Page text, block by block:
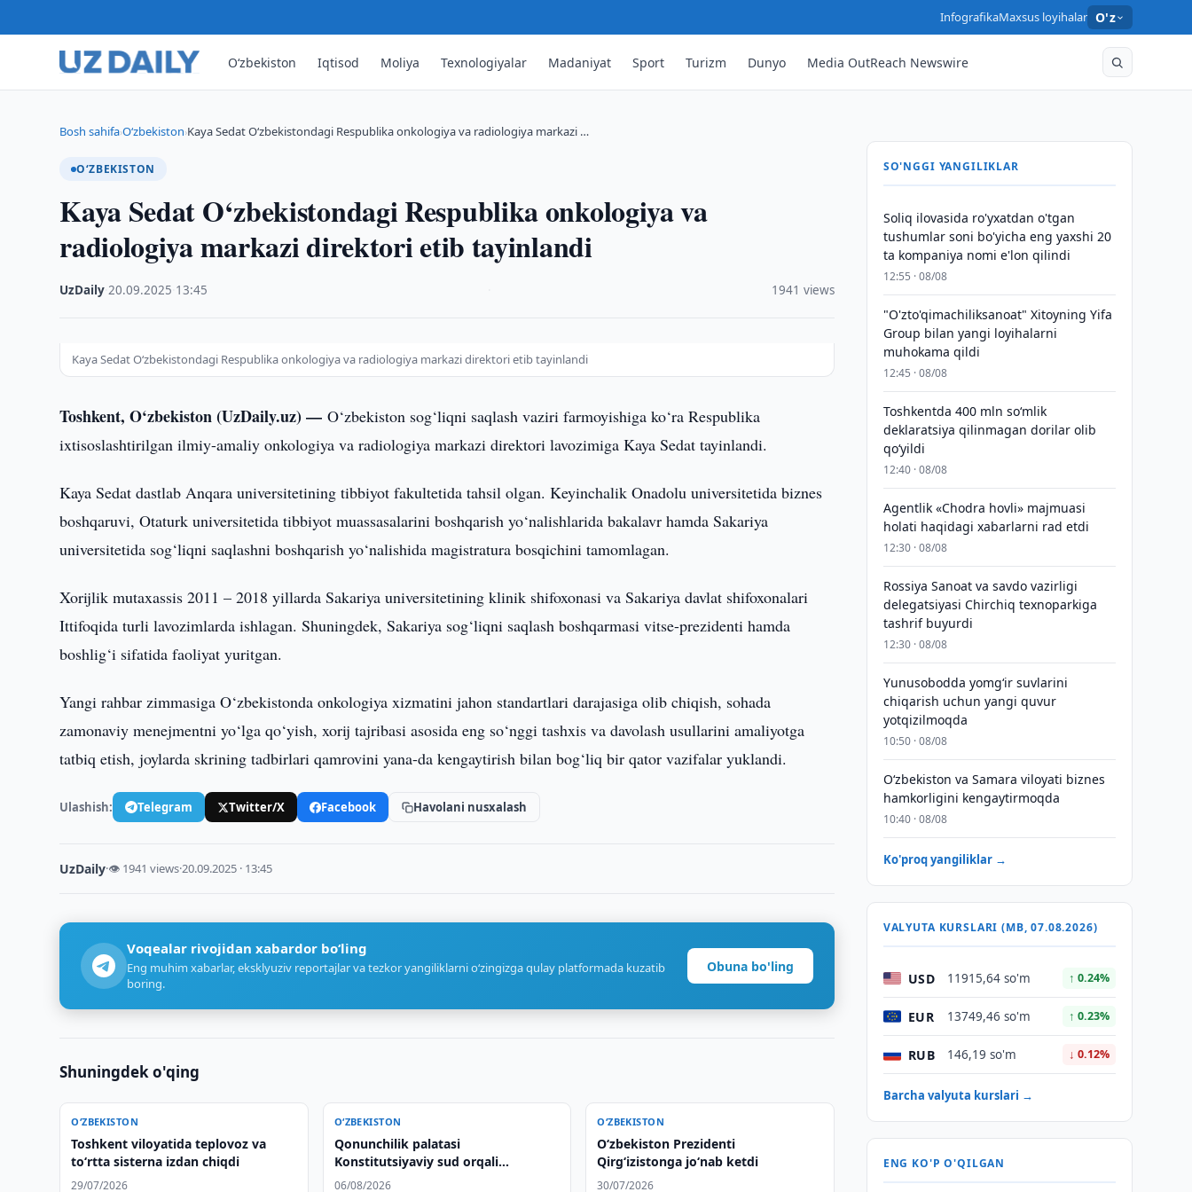
InfografikaMaxsus loyihalar O'z
O‘zbekiston Iqtisod Moliya Texnologiyalar Madaniyat Sport Turizm Dunyo Media OutReach Newswire
Bosh sahifa›O‘zbekiston›Kaya Sedat O‘zbekistondagi Respublika onkologiya va radiologiya markazi …
O‘ZBEKISTON
Kaya Sedat O‘zbekistondagi Respublika onkologiya va
radiologiya markazi direktori etib tayinlandi
UzDaily ·20.09.2025 13:45 1941 views
Kaya Sedat O‘zbekistondagi Respublika onkologiya va radiologiya markazi direktori etib tayinlandi
Toshkent, O‘zbekiston (UzDaily.uz) —O‘zbekiston sog‘liqni saqlash vaziri farmoyishiga ko‘ra Respublika
ixtisoslashtirilgan ilmiy-amaliy onkologiya va radiologiya markazi direktori lavozimiga Kaya Sedat tayinlandi.
Kaya Sedat dastlab Anqara universitetining tibbiyot fakultetida tahsil olgan. Keyinchalik Onadolu universitetida biznes
boshqaruvi, Otaturk universitetida tibbiyot muassasalarini boshqarish yo‘nalishlarida bakalavr hamda Sakariya
universitetida sog‘liqni saqlashni boshqarish yo‘nalishida magistratura bosqichini tamomlagan.
Xorijlik mutaxassis 2011 – 2018 yillarda Sakariya universitetining klinik shifoxonasi va Sakariya davlat shifoxonalari
Ittifoqida turli lavozimlarda ishlagan. Shuningdek, Sakariya sog‘liqni saqlash boshqarmasi vitse-prezidenti hamda
boshlig‘i sifatida faoliyat yuritgan.
Yangi rahbar zimmasiga O‘zbekistonda onkologiya xizmatini jahon standartlari darajasiga olib chiqish, sohada
zamonaviy menejmentni yo‘lga qo‘yish, xorij tajribasi asosida eng so‘nggi tashxis va davolash usullarini amaliyotga
tatbiq etish, joylarda skrining tadbirlari qamrovini yana-da kengaytirish bilan bog‘liq bir qator vazifalar yuklandi.
Ulashish: Telegram Twitter/X Facebook Havolani nusxalash
UzDaily·👁 1941 views·20.09.2025 · 13:45
Voqealar rivojidan xabardor bo‘ling
Eng muhim xabarlar, eksklyuziv reportajlar va tezkor yangiliklarni o‘zingizga qulay platformada kuzatib
boring.
Obuna bo'ling
Shuningdek o'qing
O‘ZBEKISTON
Toshkent viloyatida teplovoz va
to‘rtta sisterna izdan chiqdi
29/07/2026
O‘ZBEKISTON
Qonunchilik palatasi
Konstitutsiyaviy sud orqali
huquqlarni himoya qilish
06/08/2026
O‘ZBEKISTON
O‘zbekiston Prezidenti
Qirg‘izistonga jo‘nab ketdi
30/07/2026
SO'NGGI YANGILIKLAR
Soliq ilovasida ro'yxatdan o'tgan
tushumlar soni bo'yicha eng yaxshi 20
ta kompaniya nomi e'lon qilindi
12:55 · 08/08
"O'zto'qimachiliksanoat" Xitoyning Yifa
Group bilan yangi loyihalarni
muhokama qildi
12:45 · 08/08
Toshkentda 400 mln so‘mlik
deklaratsiya qilinmagan dorilar olib
qo‘yildi
12:40 · 08/08
Agentlik «Chodra hovli» majmuasi
holati haqidagi xabarlarni rad etdi
12:30 · 08/08
Rossiya Sanoat va savdo vazirligi
delegatsiyasi Chirchiq texnoparkiga
tashrif buyurdi
12:30 · 08/08
Yunusobodda yomg‘ir suvlarini
chiqarish uchun yangi quvur
yotqizilmoqda
10:50 · 08/08
Oʻzbekiston va Samara viloyati biznes
hamkorligini kengaytirmoqda
10:40 · 08/08
Ko'proq yangiliklar →
VALYUTA KURSLARI (MB, 07.08.2026)
USD 11915,64 so'm ↑ 0.24%
EUR 13749,46 so'm ↑ 0.23%
RUB 146,19 so'm ↓ 0.12%
Barcha valyuta kurslari →
ENG KO'P O'QILGAN